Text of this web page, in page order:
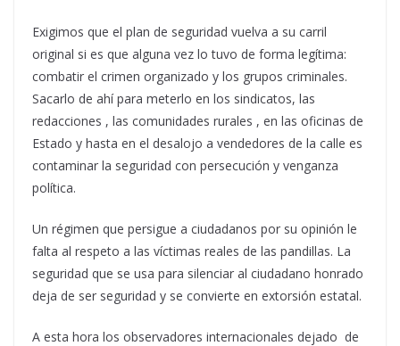
Exigimos que el plan de seguridad vuelva a su carril
original si es que alguna vez lo tuvo de forma legítima:
combatir el crimen organizado y los grupos criminales.
Sacarlo de ahí para meterlo en los sindicatos, las
redacciones , las comunidades rurales , en las oficinas de
Estado y hasta en el desalojo a vendedores de la calle es
contaminar la seguridad con persecución y venganza
política.
Un régimen que persigue a ciudadanos por su opinión le
falta al respeto a las víctimas reales de las pandillas. La
seguridad que se usa para silenciar al ciudadano honrado
deja de ser seguridad y se convierte en extorsión estatal.
A esta hora los observadores internacionales dejado de